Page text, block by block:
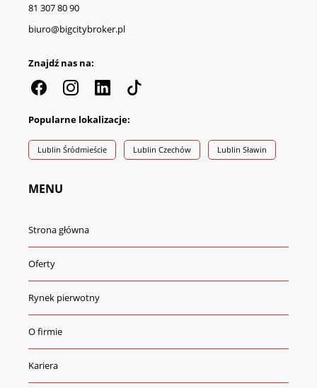
81 307 80 90
biuro@bigcitybroker.pl
Znajdź nas na:
Popularne lokalizacje:
Lublin Śródmieście Lublin Czechów Lublin Sławin
MENU
Strona główna
Oferty
Rynek pierwotny
O firmie
Kariera